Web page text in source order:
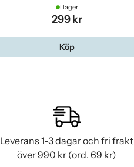
I lager
299 kr
Köp
Leverans 1-3 dagar och fri frakt
över 990 kr (ord. 69 kr)